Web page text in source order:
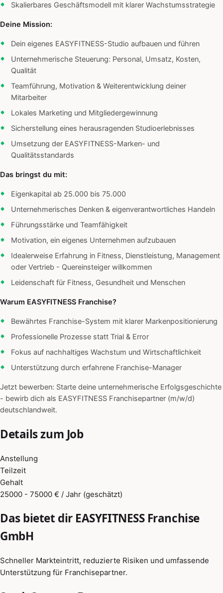
Skalierbares Geschäftsmodell mit klarer Wachstumsstrategie
Deine Mission:
Dein eigenes EASYFITNESS-Studio aufbauen und führen
Unternehmerische Steuerung: Personal, Umsatz, Kosten,
Qualität
Teamführung, Motivation & Weiterentwicklung deiner
Mitarbeiter
Lokales Marketing und Mitgliedergewinnung
Sicherstellung eines herausragenden Studioerlebnisses
Umsetzung der EASYFITNESS-Marken- und
Qualitätsstandards
Das bringst du mit:
Eigenkapital ab 25.000 bis 75.000
Unternehmerisches Denken & eigenverantwortliches Handeln
Führungsstärke und Teamfähigkeit
Motivation, ein eigenes Unternehmen aufzubauen
Idealerweise Erfahrung in Fitness, Dienstleistung, Management
oder Vertrieb - Quereinsteiger willkommen
Leidenschaft für Fitness, Gesundheit und Menschen
Warum EASYFITNESS Franchise?
Bewährtes Franchise-System mit klarer Markenpositionierung
Professionelle Prozesse statt Trial & Error
Fokus auf nachhaltiges Wachstum und Wirtschaftlichkeit
Unterstützung durch erfahrene Franchise-Manager
Jetzt bewerben: Starte deine unternehmerische Erfolgsgeschichte
- bewirb dich als EASYFITNESS Franchisepartner (m/w/d)
deutschlandweit.
Details zum Job
Anstellung
Teilzeit
Gehalt
25000 - 75000 € / Jahr (geschätzt)
Das bietet dir EASYFITNESS Franchise
GmbH
Schneller Markteintritt, reduzierte Risiken und umfassende
Unterstützung für Franchisepartner.